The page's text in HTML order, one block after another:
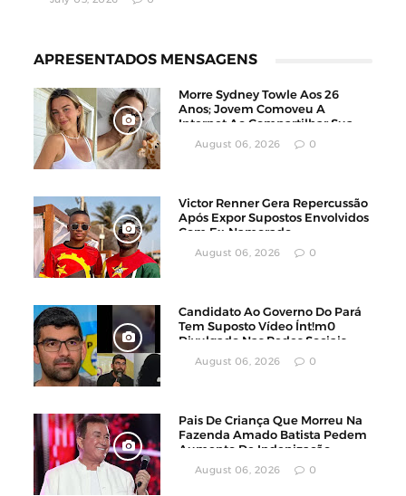
APRESENTADOS MENSAGENS
Morre Sydney Towle Aos 26
Anos; Jovem Comoveu A
Internet Ao Compartilhar Sua
Luta Contra O Câncer
August 06, 2026 0
Victor Renner Gera Repercussão
Após Expor Supostos Envolvidos
Com Ex-Namorado
August 06, 2026 0
Candidato Ao Governo Do Pará
Tem Suposto Vídeo Ínt!m0
Divulgado Nas Redes Sociais
August 06, 2026 0
Pais De Criança Que Morreu Na
Fazenda Amado Batista Pedem
Aumento De Indenização
August 06, 2026 0